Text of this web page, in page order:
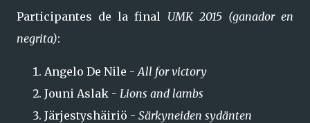
Participantes de la final UMK 2015 (ganador en
negrita):
Angelo De Nile -All for victory
Jouni Aslak - Lions and lambs
Järjestyshäiriö - Särkyneiden sydänten